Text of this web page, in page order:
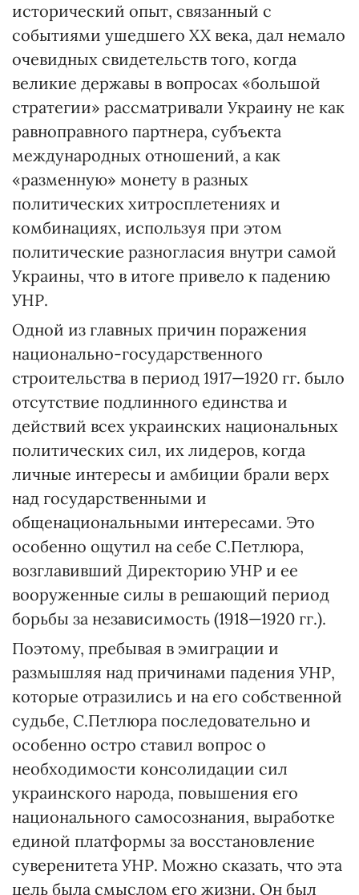
исторический опыт, связанный с
событиями ушедшего XX века, дал немало
очевидных свидетельств того, когда
великие державы в вопросах «большой
стратегии» рассматривали Украину не как
равноправного партнера, субъекта
международных отношений, а как
«разменную» монету в разных
политических хитросплетениях и
комбинациях, используя при этом
политические разногласия внутри самой
Украины, что в итоге привело к падению
УНР.
Одной из главных причин поражения
национально-государственного
строительства в период 1917—1920 гг. было
отсутствие подлинного единства и
действий всех украинских национальных
политических сил, их лидеров, когда
личные интересы и амбиции брали верх
над государственными и
общенациональными интересами. Это
особенно ощутил на себе С.Петлюра,
возглавивший Директорию УНР и ее
вооруженные силы в решающий период
борьбы за независимость (1918—1920 гг.).
Поэтому, пребывая в эмиграции и
размышляя над причинами падения УНР,
которые отразились и на его собственной
судьбе, С.Петлюра последовательно и
особенно остро ставил вопрос о
необходимости консолидации сил
украинского народа, повышения его
национального самосознания, выработке
единой платформы за восстановление
суверенитета УНР. Можно сказать, что эта
цель была смыслом его жизни. Он был